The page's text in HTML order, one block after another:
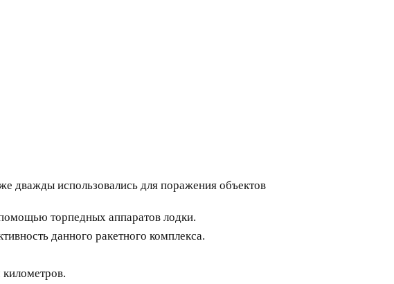
дважды использовались для поражения объектов
торпедных аппаратов лодки.
данного ракетного комплекса.